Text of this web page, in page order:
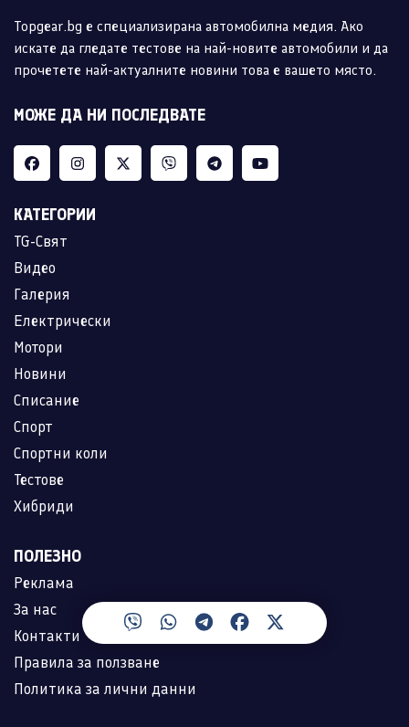
Topgear.bg е специализирана автомобилна медия. Ако
искате да гледате тестове на най-новите автомобили и да
прочетете най-актуалните новини това е вашето място.
МОЖЕ ДА НИ ПОСЛЕДВАТЕ
КАТЕГОРИИ
TG-Свят
Видео
Галерия
Електрически
Мотори
Новини
Списание
Спорт
Спортни коли
Тестове
Хибриди
ПОЛЕЗНО
Реклама
За нас
Контакти
Правила за ползване
Политика за лични данни